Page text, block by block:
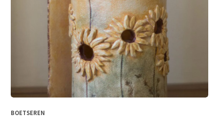
BOETSEREN